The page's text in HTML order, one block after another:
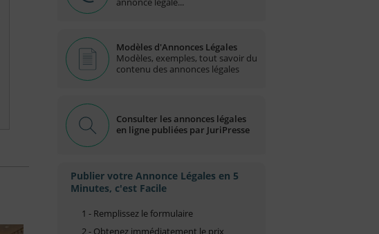
Modèles d'Annonces Légales
Modèles, exemples, tout savoir du
contenu des annonces légales
Consulter les annonces légales
en ligne publiées par JuriPresse
Publier votre Annonce Légales en 5
Minutes, c'est Facile
1 - Remplissez le formulaire
2 - Obtenez immédiatement le prix